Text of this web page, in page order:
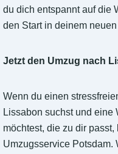
du dich entspannt auf die
den Start in deinem
Jetzt den Umzug nach
Wenn du einen
Lissabon suchst und
möchtest, die zu dir
Umzugsservice Potsdam.